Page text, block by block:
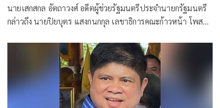
นายเสกสกล อัตถาวงศ์ อดีตผู้ช่วยรัฐมนตรีประจำนายกรัฐมนตรี
กล่าวถึง นายปิยบุตร แสงกนกกุล เลขาธิการคณะก้าวหน้า โพสต์
ม.112 ต้านรัฐประหาร วิจารณ์ ส.ส.อาชีพพวกเฉื่อยชา